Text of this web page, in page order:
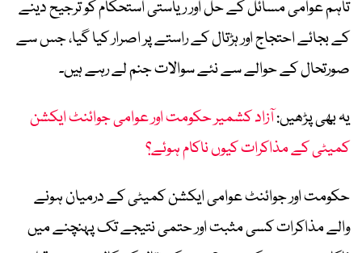
تاہم عوامی مسائل کے حل اور ریاستی استحکام کو ترجیح دینے
کے بجائے احتجاج اور ہڑتال کے راستے پر اصرار کیا گیا، جس سے
صورتحال کے حوالے سے نئے سوالات جنم لے رہے ہیں۔
یہ بھی پڑھیں:آزاد کشمیر حکومت اور عوامی جوائنٹ ایکشن
کمیٹی کے مذاکرات کیوں ناکام ہوئے؟
حکومت اور جوائنٹ عوامی ایکشن کمیٹی کے درمیان ہونے
والے مذاکرات کسی مثبت اور حتمی نتیجے تک پہنچنے میں